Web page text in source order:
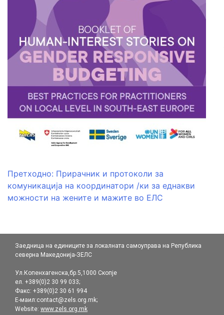
Навигација
на
Претходно: Прирачник и протоколи за
комуникација на координатори /ки за еднакви
можности на жените и мажите во ЕЛС
Заедница на единиците за локалната самоуправа на Република
северна Македонија-ЗЕЛС
Ул.Копенхагенска,бр.5,1000 Скопје
ел. +389(0)2 30 99 033;
Факс: +389(0)2 30 61 994
Е-маил:contact@zels.org.mk;
Website: www.zels.org.mk